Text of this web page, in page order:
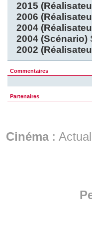
2015
2006
2004
2004 (Scénario)
2002
Commentaires
Partenaires
Cinéma: